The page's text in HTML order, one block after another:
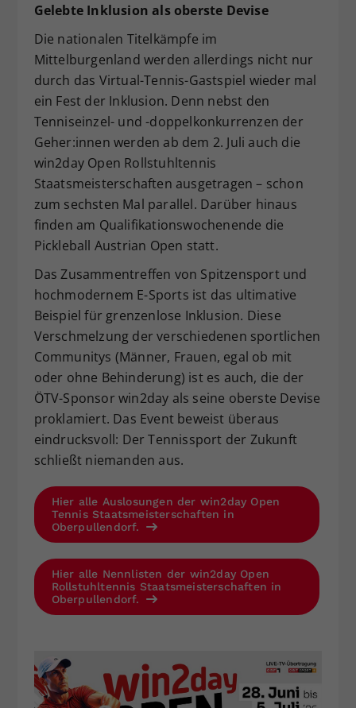
Gelebte Inklusion als oberste Devise
Die nationalen Titelkämpfe im
Mittelburgenland werden allerdings nicht nur
durch das Virtual-Tennis-Gastspiel wieder mal
ein Fest der Inklusion. Denn nebst den
Tenniseinzel- und -doppelkonkurrenzen der
Geher:innen werden ab dem 2. Juli auch die
win2day Open Rollstuhltennis
Staatsmeisterschaften ausgetragen – schon
zum sechsten Mal parallel. Darüber hinaus
finden am Qualifikationswochenende die
Pickleball Austrian Open statt.
Das Zusammentreffen von Spitzensport und
hochmodernem E-Sports ist das ultimative
Beispiel für grenzenlose Inklusion. Diese
Verschmelzung der verschiedenen sportlichen
Communitys (Männer, Frauen, egal ob mit
oder ohne Behinderung) ist es auch, die der
ÖTV-Sponsor win2day als seine oberste Devise
proklamiert. Das Event beweist überaus
eindrucksvoll: Der Tennissport der Zukunft
schließt niemanden aus.
Hier alle Auslosungen der win2day Open
Tennis Staatsmeisterschaften in
Oberpullendorf.
Hier alle Nennlisten der win2day Open
Rollstuhltennis Staatsmeisterschaften in
Oberpullendorf.